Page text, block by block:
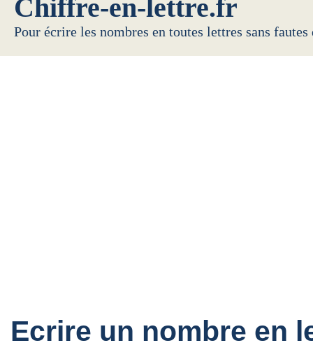
Chiffre-en-lettre.fr
Pour écrire les nombres en toutes lettres sans
Ecrire un nombre en